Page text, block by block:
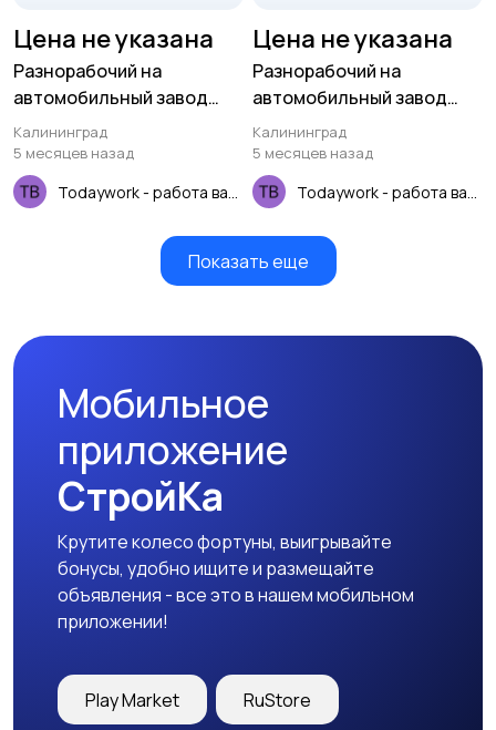
Цена не указана
Разнорабочий на
автомобильный завод
(вахта для РФ)
Калининград
5 месяцев назад
Цена не указана
Разнорабочий на
автомобильный завод
(вахта для РФ)
Калининград
5 месяцев назад
Показать еще
Мобильное
приложение
СтройКа
Крутите колесо фортуны, выигрывайте
бонусы, удобно ищите и размещайте
объявления - все это в нашем мобильном
приложении!
Play Market RuStore